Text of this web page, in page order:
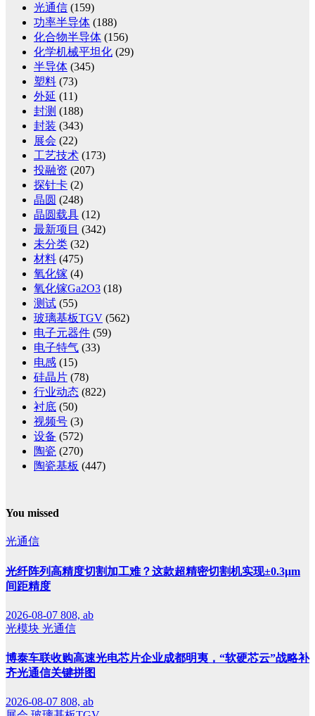
光通信 (159)
功率半导体 (188)
化合物半导体 (156)
化学机械平坦化 (29)
半导体 (345)
塑料 (73)
外延 (11)
封测 (188)
封装 (343)
展会 (22)
工艺技术 (173)
投融资 (207)
探针卡 (2)
晶圆 (248)
晶圆载具 (12)
最新项目 (342)
未分类 (32)
材料 (475)
氧化镓 (4)
氧化镓Ga2O3 (18)
测试 (55)
玻璃基板TGV (562)
电子元器件 (59)
电子特气 (33)
电感 (15)
硅晶片 (78)
行业动态 (822)
衬底 (50)
视频号 (3)
设备 (572)
陶瓷 (270)
陶瓷基板 (447)
You missed
光通信
光纤阵列高精度切割加工难？这款超精密切割机实现±0.3μm
间距精度
2026-08-07 808, ab
光模块 光通信
博泰车联收购高速光电芯片企业成都明夷，“软硬芯云”战略补
齐光通信关键拼图
2026-08-07 808, ab